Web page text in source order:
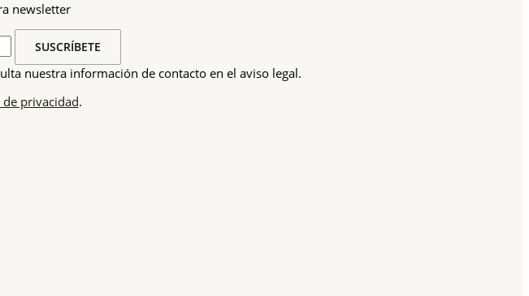
newsletter
nuestra información de contacto en el aviso legal.
privacidad.